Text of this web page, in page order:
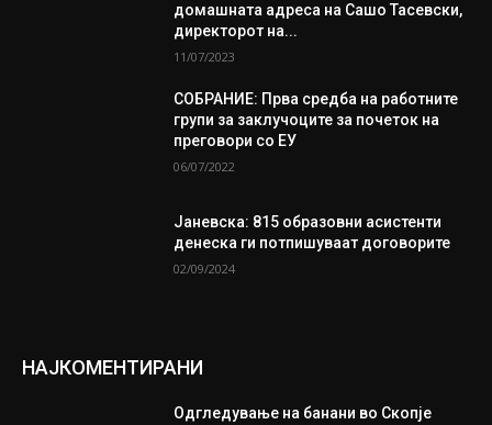
домашната адреса на Сашо Тасевски,
директорот на...
11/07/2023
СОБРАНИЕ: Прва средба на работните
групи за заклучоците за почеток на
преговори со ЕУ
06/07/2022
Јаневска: 815 образовни асистенти
денеска ги потпишуваат договорите
02/09/2024
НАЈКОМЕНТИРАНИ
Одгледување на банани во Скопје